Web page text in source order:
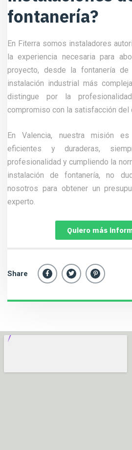
fontanería?
En Fiterra somos instaladores
la experiencia necesaria para
proyecto, desde la fontanería
instalación industrial más
distingue por la
compromiso con la satisfacción del
En Valencia, nuestra misión
eficientes y duraderas,
profesionalidad y cumpliendo la
instalación de fontanería, no
nosotros para obtener un
experto.
Quiero más
Share